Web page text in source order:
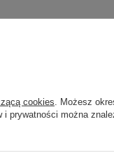
cookies . Możesz
i prywatności można